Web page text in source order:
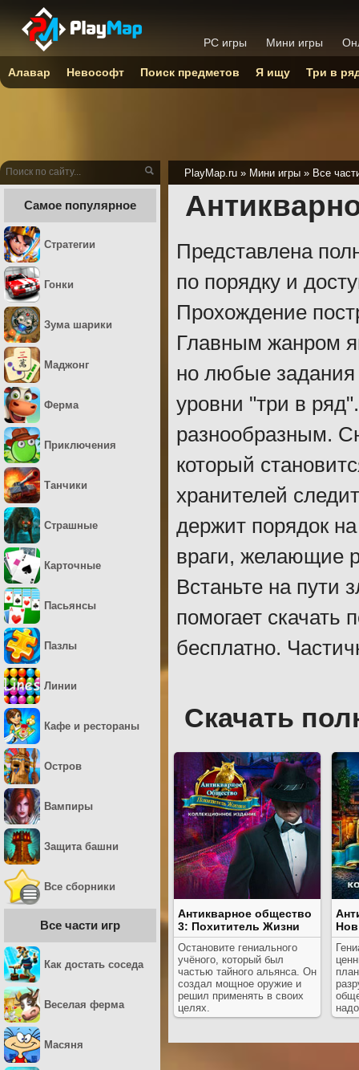
PlayMap.ru » Мини игры » Все
Представлена
по порядку и
Прохождение
Главным жанром
но любые
уровни "три в
разнообразным.
который
хранителей
держит порядок
враги, желающие
Встаньте на пути
помогает скачать
бесплатно.
Скачать
Антикварное общество
3: Похититель Жизни
Остановите гениального
учёного, который был
частью тайного альянса. Он
создал мощное оружие и
решил применять в своих
целях.
Самое популярное
Стратегии
Гонки
Зума шарики
Маджонг
Ферма
Приключения
Танчики
Страшные
Карточные
Пасьянсы
Пазлы
Линии
Кафе и рестораны
Остров
Вампиры
Защита башни
Все сборники
Все части игр
Как достать соседа
Веселая ферма
Масяня
PC игры Мини игры
Алавар Невософт Поиск предметов Я ищу Три в